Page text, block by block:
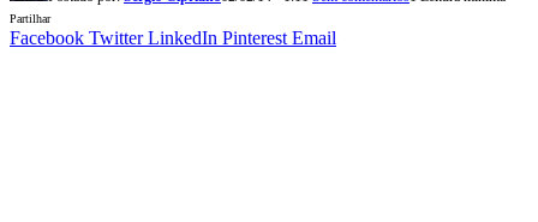
Partilhar
Facebook Twitter LinkedIn Pinterest Email